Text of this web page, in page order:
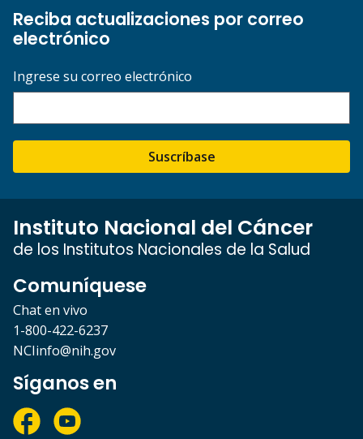
Reciba actualizaciones por correo
electrónico
Ingrese su correo electrónico
Suscríbase
Instituto Nacional del Cáncer
de los Institutos Nacionales de la Salud
Comuníquese
Chat en vivo
1-800-422-6237
NCIinfo@nih.gov
Síganos en